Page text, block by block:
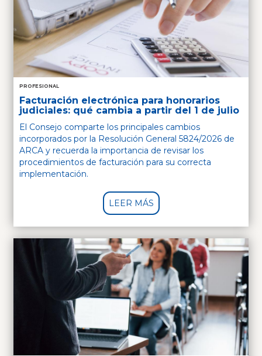
PROFESIONAL
Facturación electrónica para honorarios
judiciales: qué cambia a partir del 1 de julio
El Consejo comparte los principales cambios
incorporados por la Resolución General 5824/2026 de
ARCA y recuerda la importancia de revisar los
procedimientos de facturación para su correcta
implementación.
LEER MÁS